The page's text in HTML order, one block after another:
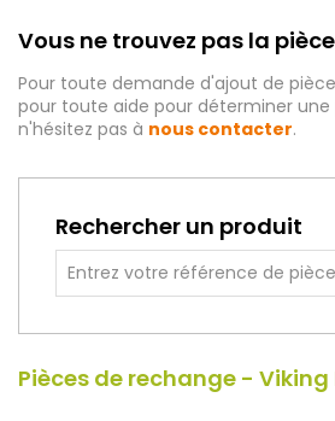
Vous ne trouvez pas la
Pour toute demande d'ajout de
pour toute aide pour déterminer une
n'hésitez pas à nous contacter.
Rechercher un produit
Pièces de rechange - Viking